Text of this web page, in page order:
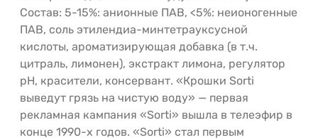
Состав: 5-15%: анионные ПАВ, <5%: неионогенные
ПАВ, соль этилендиа-минтетрауксусной
кислоты, ароматизирующая добавка (в т.ч.
цитраль, лимонен), экстракт лимона, регулятор
рН, красители, консервант. «Крошки Sorti
выведут грязь на чистую воду» — первая
рекламная кампания «Sorti» вышла в телеэфир в
конце 1990-х годов. «Sorti» стал первым